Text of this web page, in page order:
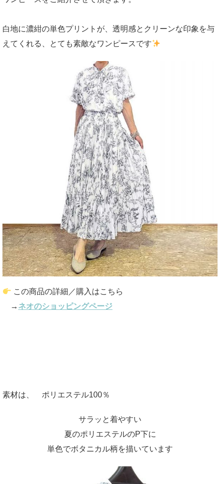
白地に濃紺の単色プリントが、透明感とクリーンな印象を与
えてくれる、とても素敵なワンピースです
この商品の詳細／購入はこちら
→ ネオのショッピングページ
素材は、 ポリエステル100％
サラッと着やすい
夏のポリエステルのP下に
単色でボタニカル柄を描いています